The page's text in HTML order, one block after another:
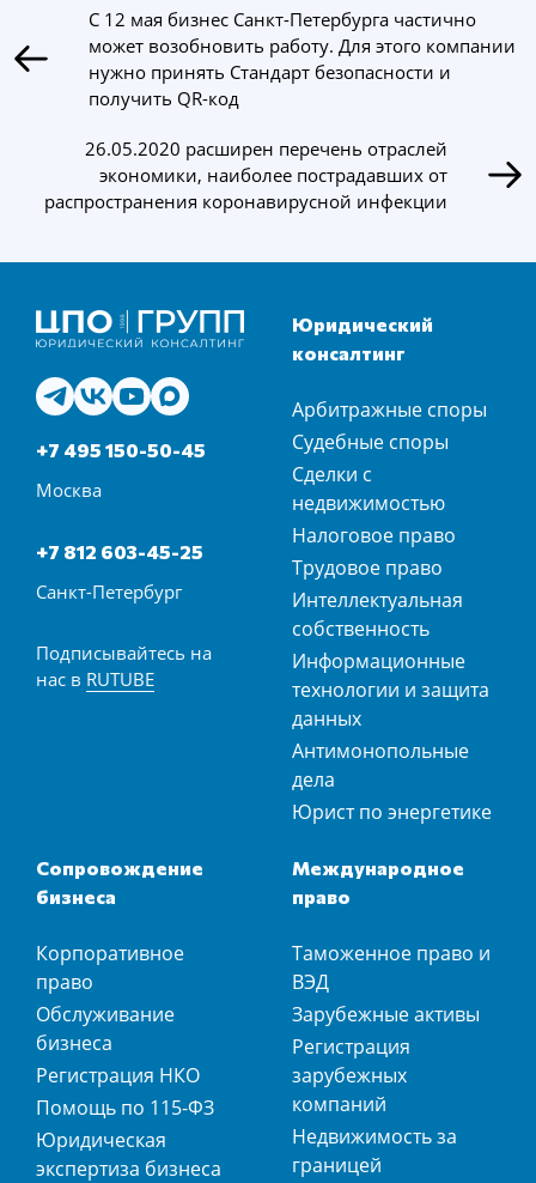
С 12 мая бизнес Санкт-Петербурга частично
может возобновить работу. Для этого компании
нужно принять Стандарт безопасности и
получить QR-код
26.05.2020 расширен перечень отраслей
экономики, наиболее пострадавших от
распространения коронавирусной инфекции
+7 495 150-50-45
Москва
+7 812 603-45-25
Санкт-Петербург
Подписывайтесь на
нас в RUTUBE
Юридический
консалтинг
Арбитражные споры
Судебные споры
Сделки с
недвижимостью
Налоговое право
Трудовое право
Интеллектуальная
собственность
Информационные
технологии и защита
данных
Антимонопольные
дела
Юрист по энергетике
Сопровождение
бизнеса
Корпоративное
право
Обслуживание
бизнеса
Регистрация НКО
Помощь по 115-ФЗ
Юридическая
экспертиза бизнеса
Международное
право
Таможенное право и
ВЭД
Зарубежные активы
Регистрация
зарубежных
компаний
Недвижимость за
границей